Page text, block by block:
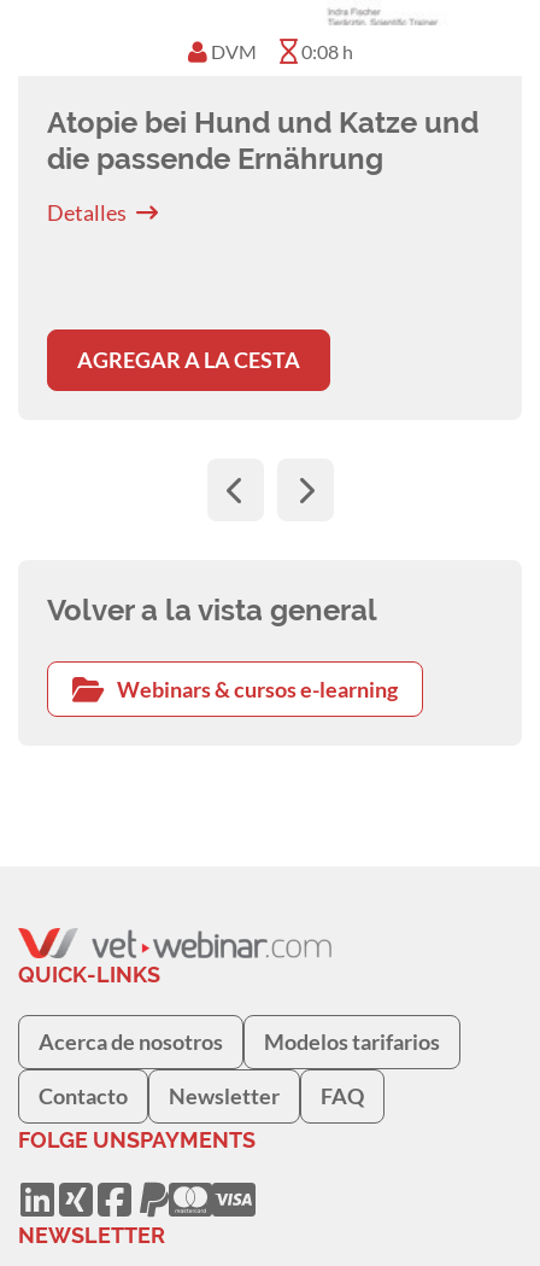
DVM 0:08 h
Atopie bei Hund und Katze und
die passende Ernährung
Detalles
AGREGAR A LA CESTA
Volver a la vista general
Webinars & cursos e-learning
QUICK-LINKS
Acerca de nosotros Modelos tarifarios
Contacto Newsletter FAQ
FOLGE UNSPAYMENTS
NEWSLETTER